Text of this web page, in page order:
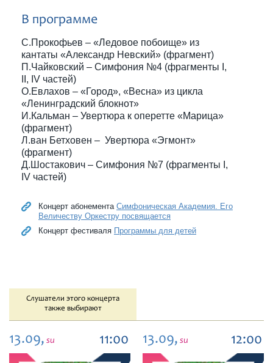
В программе
С.Прокофьев – «Ледовое побоище» из
кантаты «Александр Невский» (фрагмент)
П.Чайковский – Симфония №4 (фрагменты I,
II, IV частей)
О.Евлахов – «Город», «Весна» из цикла
«Ленинградский блокнот»
И.Кальман – Увертюра к оперетте «Марица»
(фрагмент)
Л.ван Бетховен – Увертюра «Эгмонт»
(фрагмент)
Д.Шостакович – Симфония №7 (фрагменты I,
IV частей)
Концерт абонемента Симфоническая Академия. Его
Величеству Оркестру посвящается
Концерт фестиваля Программы для детей
Слушатели этого концерта
также выбирают
13.09, su 11:00 13.09, su 12:00